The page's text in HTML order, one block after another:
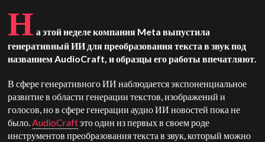
Н а этой неделе компания Meta выпустила
генеративный ИИ для преобразования текста в звук под
названием AudioCraft, и образцы его работы впечатляют.
В сфере генеративного ИИ наблюдается экспоненциальное
развитие в области генерации текстов, изображений и
голосов, но в сфере генерации аудио ИИ новостей пока не
было.AudioCraftэто один из первых в своем роде
инструментов преобразования текста в звук, который можно